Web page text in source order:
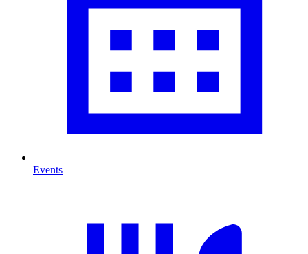
Events